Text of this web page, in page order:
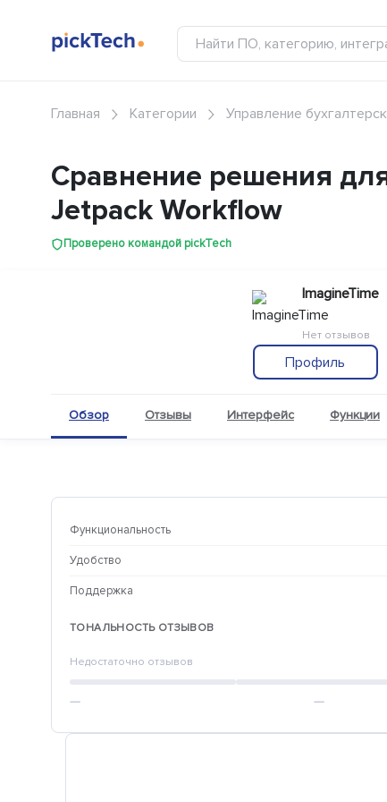
Главная Категории Управление
Сравнение решения
Jetpack Workflow
Проверено командой pickTech
ImagineTime
Нет отзывов
Профиль
Обзор Отзывы Интерфейс Функции
Функциональность
Удобство
Поддержка
ТОНАЛЬНОСТЬ ОТЗЫВОВ
Недостаточно отзывов
— —